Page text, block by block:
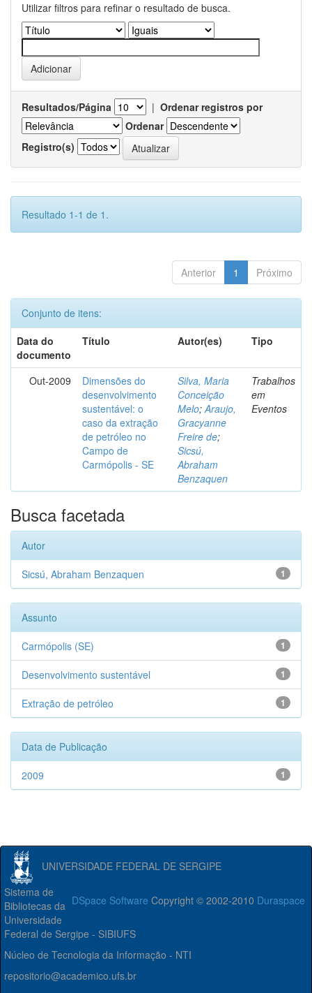
Utilizar filtros para refinar o resultado de busca.
Resultados/Página | Ordenar registros por
Ordenar
Registro(s)
Resultado 1-1 de 1.
Anterior 1 Próximo
Conjunto de itens:
Data do
documento
Título Autor(es) Tipo
Out-2009
Dimensões do
desenvolvimento
sustentável: o
caso da extração
de petróleo no
Campo de
Carmópolis - SE
Silva, Maria
Conceição
Melo;Araujo,
Gracyanne
Freire de;
Sicsú,
Abraham
Benzaquen
Trabalhos
em
Eventos
Busca facetada
Autor
1
Sicsú, Abraham Benzaquen
Assunto
1
Carmópolis (SE)
1
Desenvolvimento sustentável
1
Extração de petróleo
Data de Publicação
1
2009
UNIVERSIDADE FEDERAL DE SERGIPE
DSpace Software Copyright © 2002-2010 Duraspace
Sistema de
Bibliotecas da
Universidade
Federal de Sergipe - SIBIUFS
Núcleo de Tecnologia da Informação - NTI
repositorio@academico.ufs.br